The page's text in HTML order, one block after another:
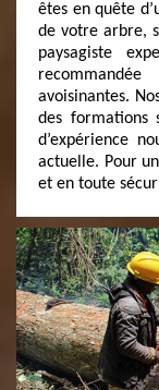
êtes en quête
de votre arbre,
paysagiste
avoisinantes.
des formations
d’expérience
actuelle. Pour
et en toute